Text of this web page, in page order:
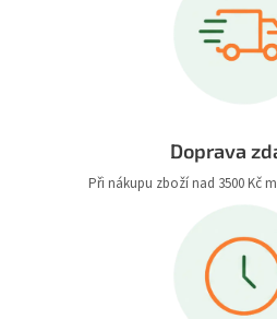
Doprava
Při nákupu zboží nad 3500 Kč